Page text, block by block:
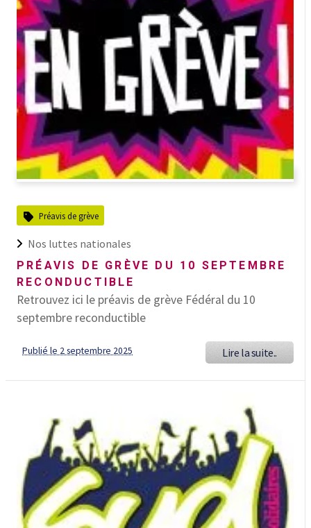
Préavis de grève
Nos luttes nationales
PRÉAVIS DE GRÈVE DU 10 SEPTEMBRE
RECONDUCTIBLE
Retrouvez ici le préavis de grève Fédéral du 10
septembre reconductible
Publié le 2 septembre 2025 Lire la suite..